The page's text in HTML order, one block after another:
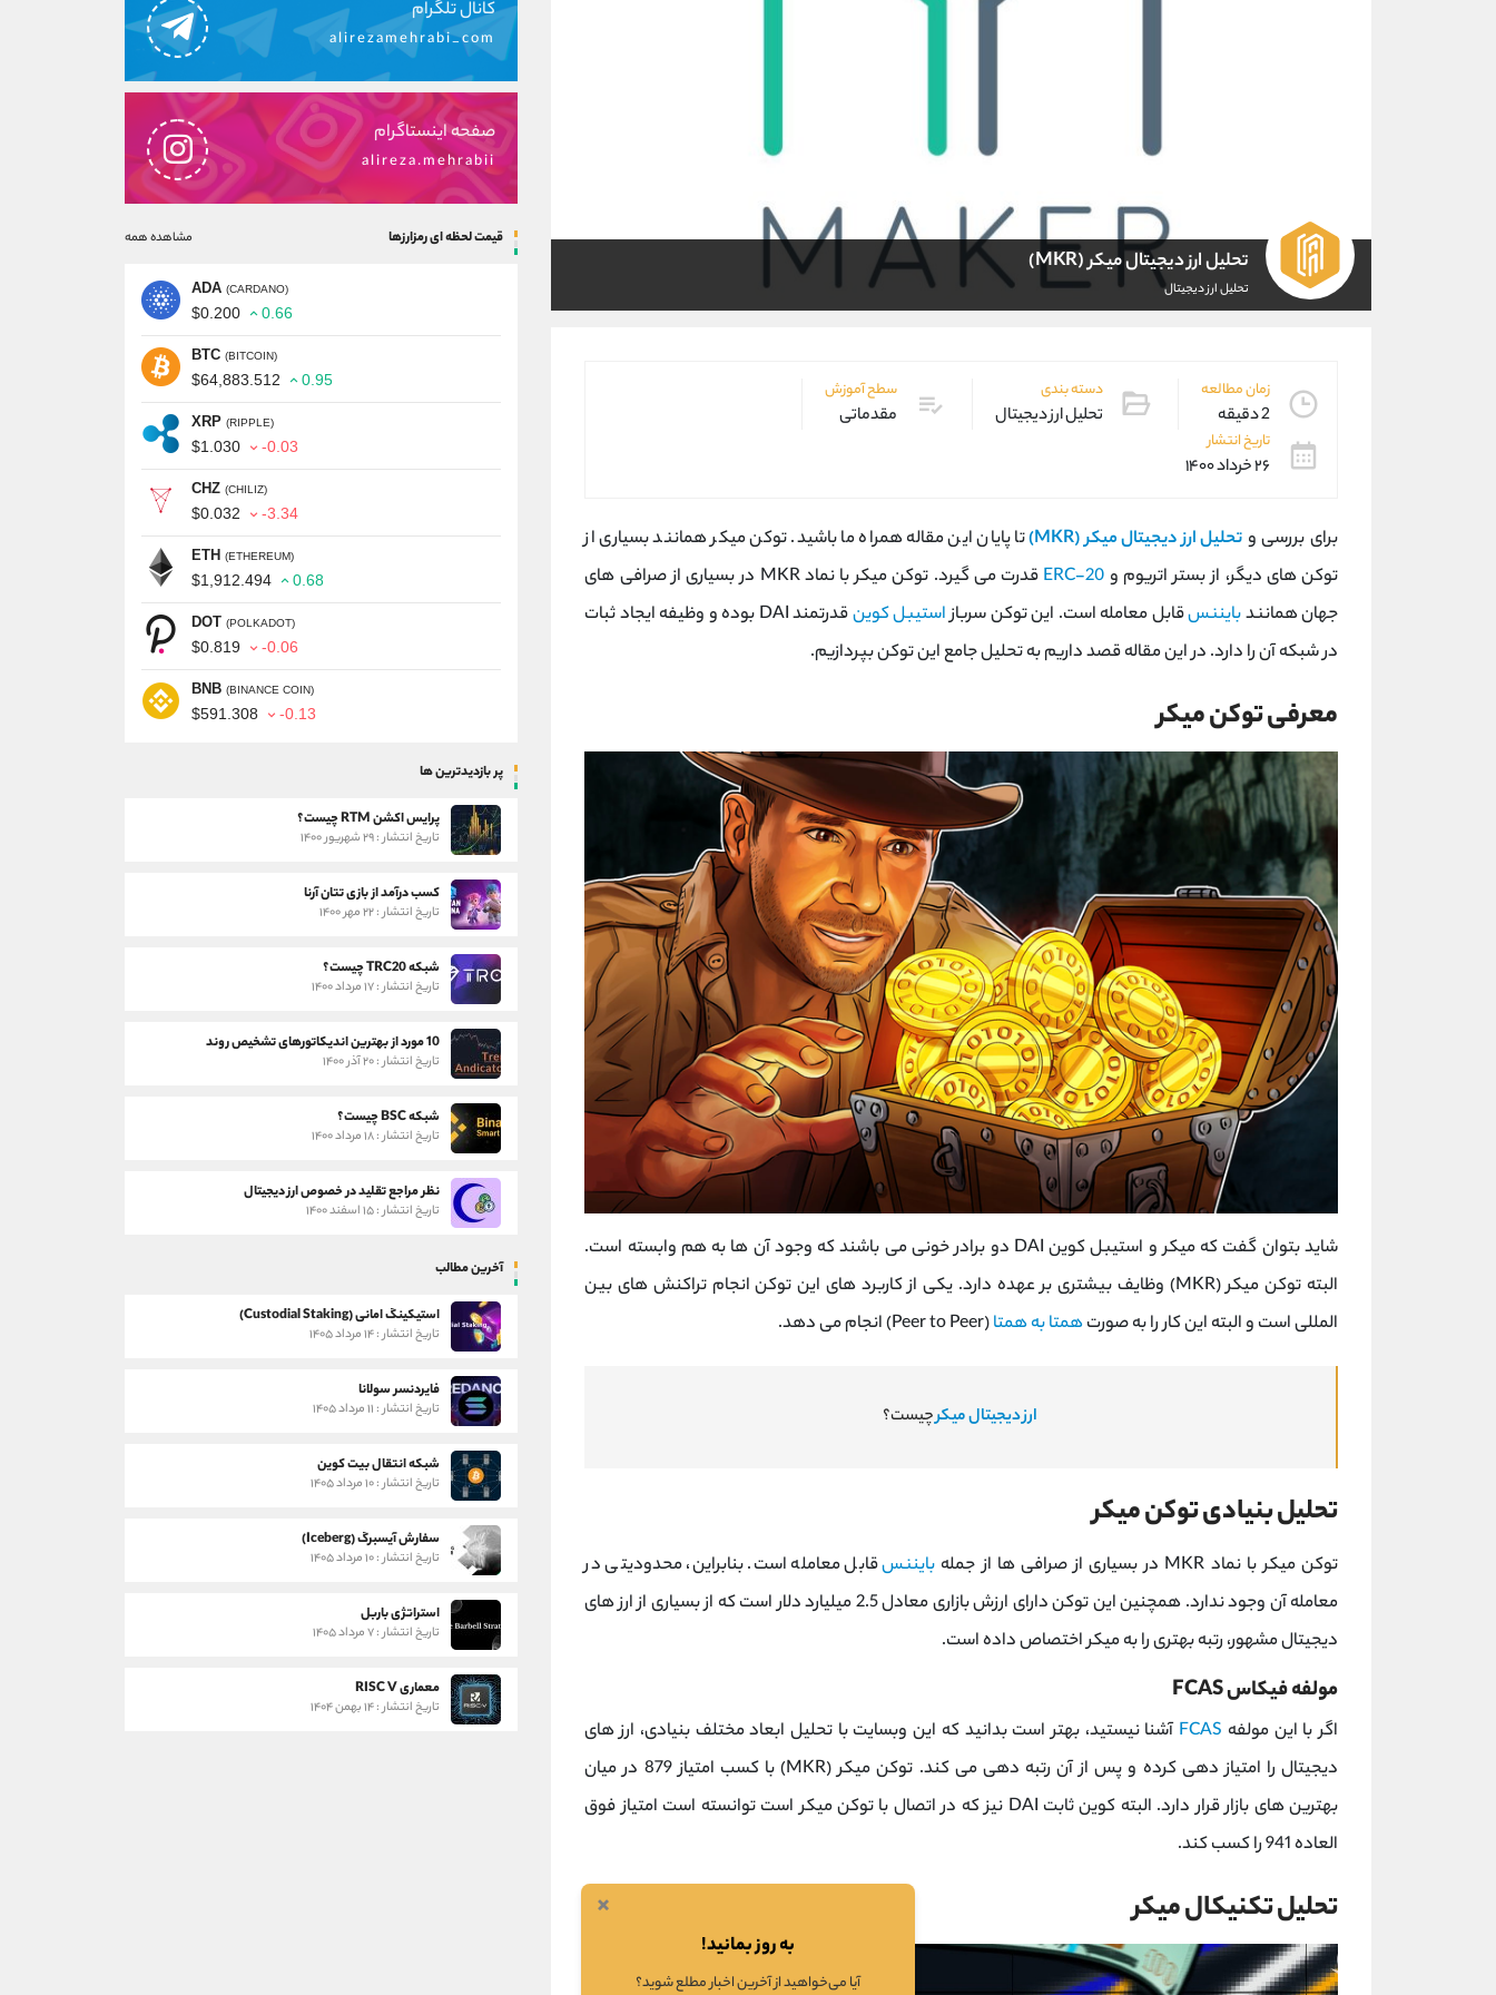
تحلیل ارز دیجیتال میکر (MKR)
تحلیل ارز دیجیتال
زمان مطالعه
2 دقیقه
دسته بندی
تحلیل ارز دیجیتال
سطح آموزش
مقدماتی
تاریخ انتشار
۲۶ خرداد ۱۴۰۰
برای بررسی و تحلیل ارز دیجیتال میکر (MKR)
تا پایان این مقاله همراه ما باشید. توکن میکر همانند بسیاری از
توکن های دیگر، از بستر اتریوم و ERC-20
قدرت می گیرد. توکن میکر با نماد MKR در بسیاری از صرافی های
جهان همانندبایننسقابل معامله است. این توکن سربازاستیبل کوین
قدرتمند DAI بوده و وظیفه ایجاد ثبات
در شبکه آن را دارد. در این مقاله قصد داریم به تحلیل جامع این توکن بپردازیم.
معرفی توکن میکر
شاید بتوان گفت که میکر و استیبل کوین DAI دو برادر خونی می باشند که وجود آن ها به هم وابسته است.
البته توکن میکر (MKR) وظایف بیشتری بر عهده دارد. یکی از کاربرد های این توکن انجام تراکنش های بین
المللی است و البته این کار را به صورتهمتا به همتا(Peer to Peer) انجام می دهد.
ارز دیجیتال میکرچیست؟
تحلیل بنیادی توکن میکر
توکن میکر با نماد MKR در بسیاری از صرافی ها از جمله بایننسقابل معامله است. بنابراین، محدودیتی در
معامله آن وجود ندارد. همچنین این توکن دارای ارزش بازاری معادل 2.5 میلیارد دلار است که از بسیاری از ارز های
دیجیتال مشهور، رتبه بهتری را به میکر اختصاص داده است.
مولفه فیکاس FCAS
اگر با این مولفه FCAS آشنا نیستید، بهتر است بدانید که این وبسایت با تحلیل ابعاد مختلف بنیادی، ارز های
دیجیتال را امتیاز دهی کرده و پس از آن رتبه دهی می کند. توکن میکر (MKR) با کسب امتیاز 879 در میان
بهترین های بازار قرار دارد. البته کوین ثابت DAI نیز که در اتصال با توکن میکر است توانسته است امتیاز فوق
العاده 941 را کسب کند.
تحلیل تکنیکال میکر
کانال تلگرام
alirezamehrabi_com
صفحه اینستاگرام
alireza.mehrabii
قیمت لحظه ای رمزارزها مشاهده همه
ADA (CARDANO)
$0.200 0.66
BTC (BITCOIN)
$64,883.512 0.95
XRP (RIPPLE)
$1.030 -0.03
CHZ (CHILIZ)
$0.032 -3.34
ETH (ETHEREUM)
$1,912.494 0.68
DOT (POLKADOT)
$0.819 -0.06
BNB (BINANCE COIN)
$591.308 -0.13
پر بازدیدترین ها
پرایس اکشن RTM چیست؟
تاریخ انتشار : ۲۹ شهریور ۱۴۰۰
کسب درآمد از بازی تتان آرنا
تاریخ انتشار : ۲۲ مهر ۱۴۰۰
شبکه TRC20 چیست؟
تاریخ انتشار : ۱۷ مرداد ۱۴۰۰
10 مورد از بهترین اندیکاتورهای تشخیص روند
تاریخ انتشار : ۲۰ آذر ۱۴۰۰
شبکه BSC چیست؟
تاریخ انتشار : ۱۸ مرداد ۱۴۰۰
نظر مراجع تقلید در خصوص ارز دیجیتال
تاریخ انتشار : ۱۵ اسفند ۱۴۰۰
آخرین مطالب
استیکینگ امانی (Custodial Staking)
تاریخ انتشار : ۱۴ مرداد ۱۴۰۵
فایردنسر سولانا
تاریخ انتشار : ۱۱ مرداد ۱۴۰۵
شبکه انتقال بیت کوین
تاریخ انتشار : ۱۰ مرداد ۱۴۰۵
سفارش آیسبرگ (Iceberg)
تاریخ انتشار : ۱۰ مرداد ۱۴۰۵
استراتژی باربل
تاریخ انتشار : ۷ مرداد ۱۴۰۵
معماری RISC V
تاریخ انتشار : ۱۴ بهمن ۱۴۰۴
×
به روز بمانید!
آیا می‌خواهید از آخرین اخبار مطلع شوید؟